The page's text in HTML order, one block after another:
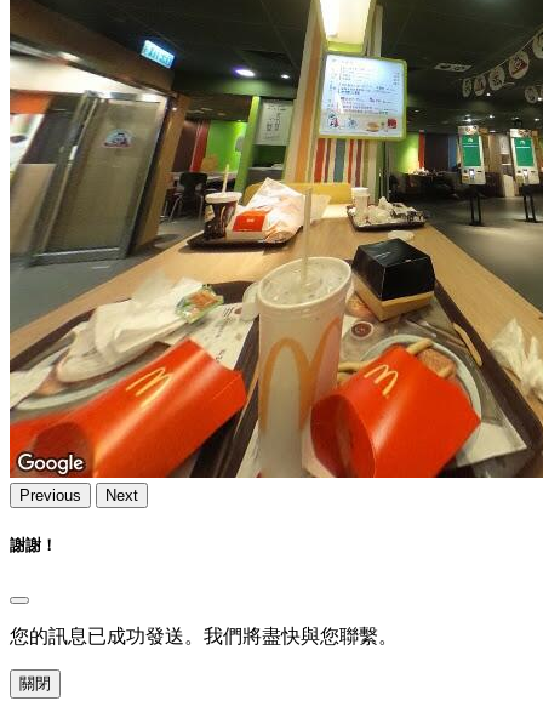
Previous Next
謝謝！
您的訊息已成功發送。我們將盡快與您聯繫。
關閉